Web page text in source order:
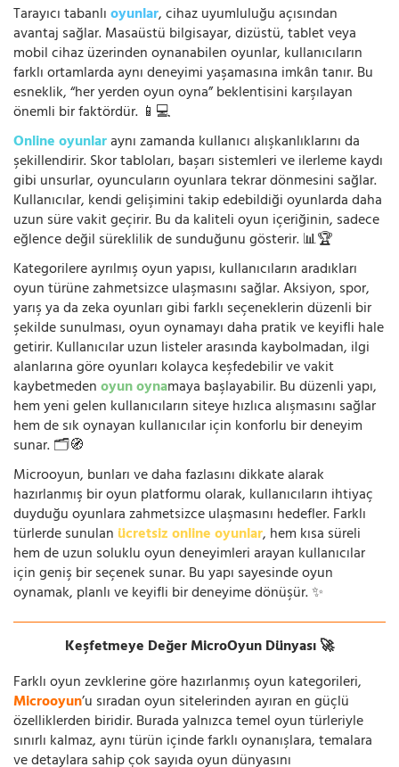
Tarayıcı tabanlıoyunlar, cihaz uyumluluğu açısından
avantaj sağlar. Masaüstü bilgisayar, dizüstü, tablet veya
mobil cihaz üzerinden oynanabilen oyunlar, kullanıcıların
farklı ortamlarda aynı deneyimi yaşamasına imkân tanır. Bu
esneklik, “her yerden oyun oyna” beklentisini karşılayan
önemli bir faktördür. 📱💻
Online oyunlaraynı zamanda kullanıcı alışkanlıklarını da
şekillendirir. Skor tabloları, başarı sistemleri ve ilerleme kaydı
gibi unsurlar, oyuncuların oyunlara tekrar dönmesini sağlar.
Kullanıcılar, kendi gelişimini takip edebildiği oyunlarda daha
uzun süre vakit geçirir. Bu da kaliteli oyun içeriğinin, sadece
eğlence değil süreklilik de sunduğunu gösterir. 📊🏆
Kategorilere ayrılmış oyun yapısı, kullanıcıların aradıkları
oyun türüne zahmetsizce ulaşmasını sağlar. Aksiyon, spor,
yarış ya da zeka oyunları gibi farklı seçeneklerin düzenli bir
şekilde sunulması, oyun oynamayı daha pratik ve keyifli hale
getirir. Kullanıcılar uzun listeler arasında kaybolmadan, ilgi
alanlarına göre oyunları kolayca keşfedebilir ve vakit
kaybetmedenoyun oynamaya başlayabilir. Bu düzenli yapı,
hem yeni gelen kullanıcıların siteye hızlıca alışmasını sağlar
hem de sık oynayan kullanıcılar için konforlu bir deneyim
sunar. 🗂️🧭
Microoyun, bunları ve daha fazlasını dikkate alarak
hazırlanmış bir oyun platformu olarak, kullanıcıların ihtiyaç
duyduğu oyunlara zahmetsizce ulaşmasını hedefler. Farklı
türlerde sunulan ücretsiz online oyunlar, hem kısa süreli
hem de uzun soluklu oyun deneyimleri arayan kullanıcılar
için geniş bir seçenek sunar. Bu yapı sayesinde oyun
oynamak, planlı ve keyifli bir deneyime dönüşür. ✨
Keşfetmeye Değer MicroOyun Dünyası 🚀
Farklı oyun zevklerine göre hazırlanmış oyun kategorileri,
Microoyun’u sıradan oyun sitelerinden ayıran en güçlü
özelliklerden biridir. Burada yalnızca temel oyun türleriyle
sınırlı kalmaz, aynı türün içinde farklı oynanışlara, temalara
ve detaylara sahip çok sayıda oyun dünyasını